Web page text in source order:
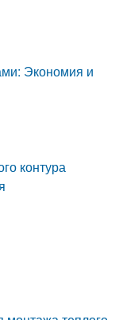
Экономия и
контура